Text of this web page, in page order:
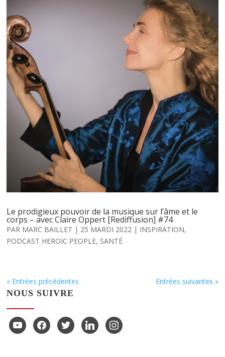
Le prodigieux pouvoir de la musique sur l’âme et le
corps – avec Claire Oppert [Rediffusion] #74
PAR MARC BAILLET | 25 MARDI 2022 | INSPIRATION,
PODCAST HEROIC PEOPLE, SANTÉ
« Entrées précédentes Entrées suivantes »
NOUS SUIVRE
youtubefacebooktwitter linkedin instagram